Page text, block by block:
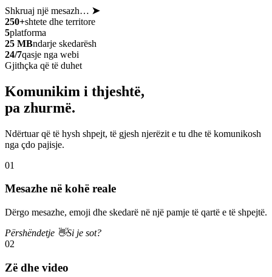
Shkruaj një mesazh… ➤
250+shtete dhe territore
5platforma
25 MBndarje skedarësh
24/7qasje nga webi
Gjithçka që të duhet
Komunikim i thjeshtë,
pa zhurmë.
Ndërtuar që të hysh shpejt, të gjesh njerëzit e tu dhe të komunikosh
nga çdo pajisje.
01
Mesazhe në kohë reale
Dërgo mesazhe, emoji dhe skedarë në një pamje të qartë e të shpejtë.
Përshëndetje 👋Si je sot?
02
Zë dhe video